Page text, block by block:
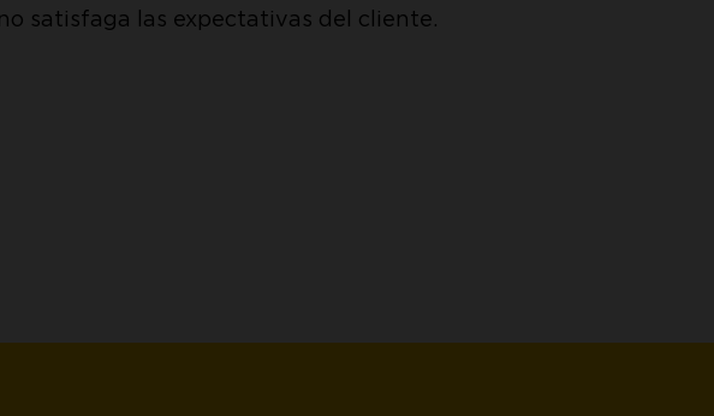
satisfaga las expectativas del cliente.